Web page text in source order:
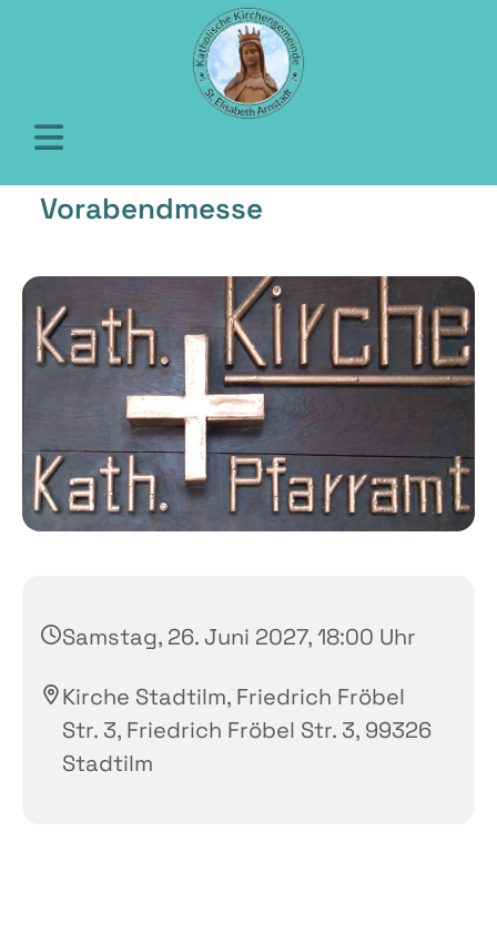
Vorabendmesse
Samstag, 26. Juni 2027, 18:00 Uhr
Kirche Stadtilm, Friedrich Fröbel
Str. 3, Friedrich Fröbel Str. 3, 99326
Stadtilm